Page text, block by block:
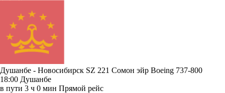
Душанбе - Новосибирск SZ 221 Сомон эйр Boeing 737-800
18:00 Душанбе
в пути 3 ч 0 мин Прямой рейс